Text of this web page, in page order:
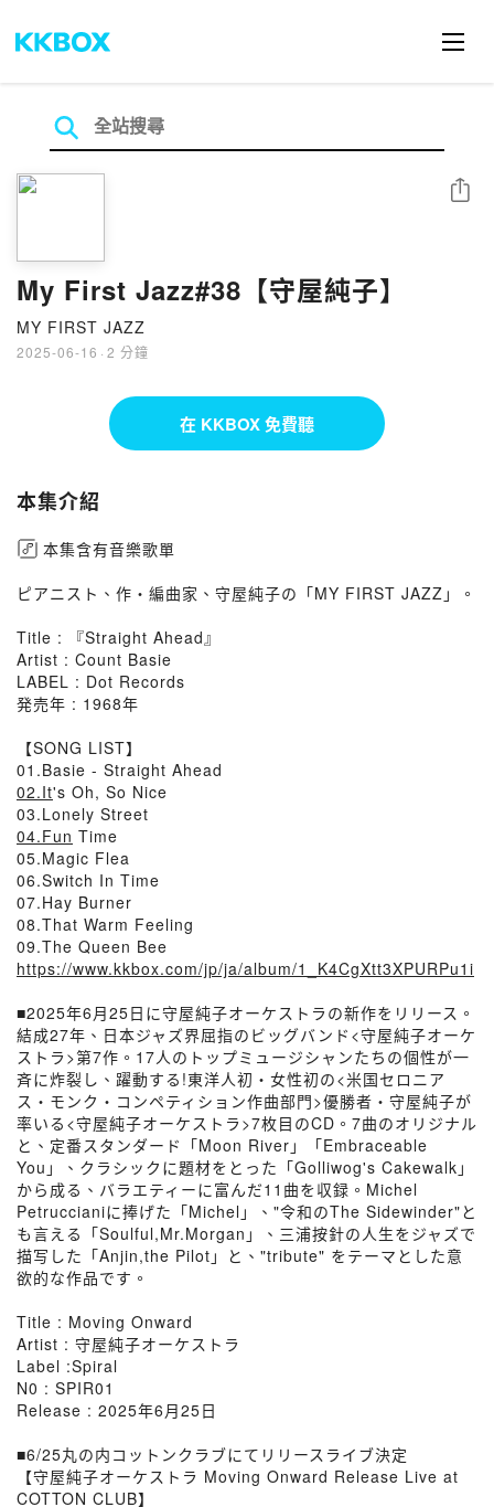
My First Jazz#38【守屋純子】
MY FIRST JAZZ
2025-06-16 · 2 分鐘
分享
在 KKBOX 免費聽
本集介紹
本集含有音樂歌單
ピアニスト、作・編曲家、守屋純子の「MY FIRST JAZZ」。
Title : 『Straight Ahead』
Artist : Count Basie
LABEL : Dot Records
発売年 : 1968年
【SONG LIST】
01.Basie - Straight Ahead
02.It's Oh, So Nice
03.Lonely Street
04.Fun Time
05.Magic Flea
06.Switch In Time
07.Hay Burner
08.That Warm Feeling
09.The Queen Bee
https://www.kkbox.com/jp/ja/album/1_K4CgXtt3XPURPu1i
■2025年6月25日に守屋純子オーケストラの新作をリリース。
結成27年、日本ジャズ界屈指のビッグバンド<守屋純子オーケ
ストラ>第7作。17人のトップミュージシャンたちの個性が一
斉に炸裂し、躍動する!東洋人初・女性初の<米国セロニア
ス・モンク・コンペティション作曲部門>優勝者・守屋純子が
率いる<守屋純子オーケストラ>7枚目のCD。7曲のオリジナル
と、定番スタンダード「Moon River」「Embraceable
You」、クラシックに題材をとった「Golliwog's Cakewalk」
から成る、バラエティーに富んだ11曲を収録。Michel
Petruccianiに捧げた「Michel」、"令和のThe Sidewinder"と
も言える「Soulful,Mr.Morgan」、三浦按針の人生をジャズで
描写した「Anjin,the Pilot」と、"tribute" をテーマとした意
欲的な作品です。
Title : Moving Onward
Artist : 守屋純子オーケストラ
Label :Spiral
N0 : SPIR01
Release : 2025年6月25日
■6/25丸の内コットンクラブにてリリースライブ決定
【守屋純子オーケストラ Moving Onward Release Live at
COTTON CLUB】